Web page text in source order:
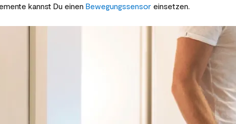
kannst Du einen Bewegungssensor einsetzen.